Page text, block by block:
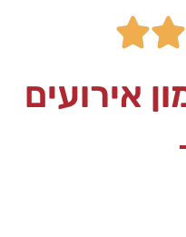


אירועים